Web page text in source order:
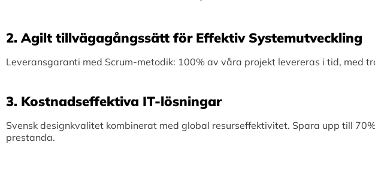
2.⁠ ⁠Agilt tillvägagångssätt för Effektiv Systemutveckling
Leveransgaranti med Scrum-metodik: 100% av våra projekt levereras i tid, med
3.⁠ ⁠Kostnadseffektiva IT-lösningar
Svensk designkvalitet kombinerat med global resurseffektivitet. Spara upp till
prestanda.